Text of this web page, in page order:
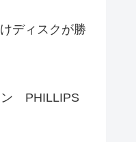
ディスクが勝
ン PHILLIPS